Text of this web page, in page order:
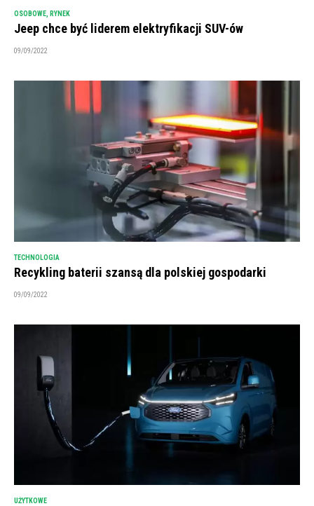
OSOBOWE, RYNEK
Jeep chce być liderem elektryfikacji SUV-ów
09/09/2022
TECHNOLOGIA
Recykling baterii szansą dla polskiej gospodarki
09/09/2022
UŻYTKOWE